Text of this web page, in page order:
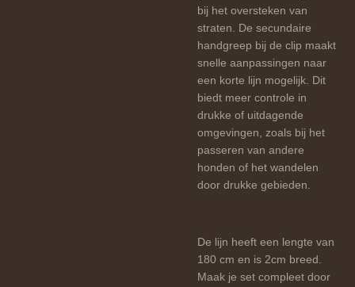
bij het oversteken van
straten. De secundaire
handgreep bij de clip maakt
snelle aanpassingen naar
een korte lijn mogelijk. Dit
biedt meer controle in
drukke of uitdagende
omgevingen, zoals bij het
passeren van andere
honden of het wandelen
door drukke gebieden.
De lijn heeft een lengte van
180 cm en is 2cm breed.
Maak je set compleet door